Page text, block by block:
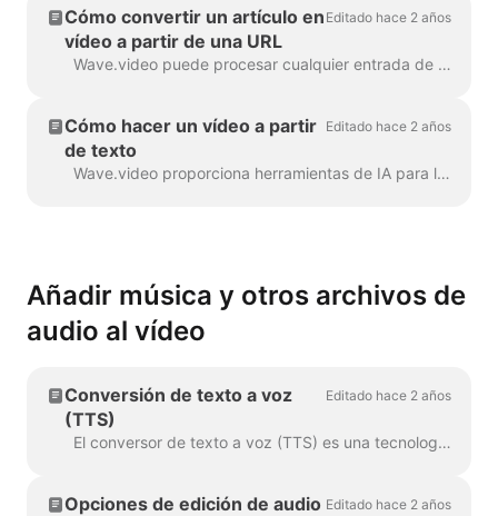
Cómo convertir un artículo en
vídeo a partir de una URL
Editado hace 2 años
Wave.video puede procesar cualquier entrada de blog o un artículo a un vídeo de corta duración que cuenta brevemente lo que el texto se trataba. Utilizamos algoritmos de IA para extra...
Cómo hacer un vídeo a partir
de texto
Editado hace 2 años
Wave.video proporciona herramientas de IA para la creación automática de vídeos a partir del texto. Wave seleccionará los vídeos y la música relevantes para ti. El texto estará en...
Añadir música y otros archivos de
audio al vídeo
Conversión de texto a voz
(TTS)
Editado hace 2 años
El conversor de texto a voz (TTS) es una tecnología que descifra el texto digital y sintetiza el habla a partir de él utilizando una voz artificial. Cuando se trata...
Opciones de edición de audio Editado hace 2 años